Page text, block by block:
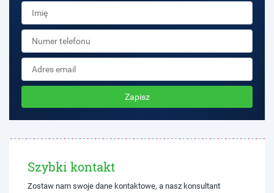
Zapisz
Szybki kontakt
Zostaw nam swoje dane kontaktowe, a nasz konsultant